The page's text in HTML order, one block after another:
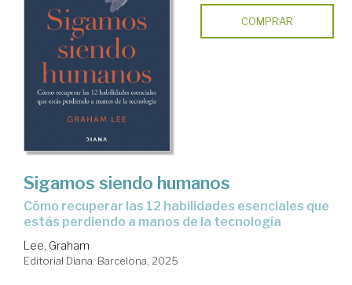
COMPRAR
Sigamos siendo humanos
Cómo recuperar las 12 habilidades esenciales que
estás perdiendo a manos de la tecnología
Lee, Graham
Editorial Diana. Barcelona, 2025